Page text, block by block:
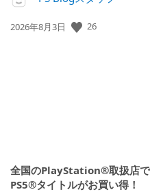
公
2026年8月3日 26
全国のPlayStation®取扱店で
PS5®タイトルがお買い得！